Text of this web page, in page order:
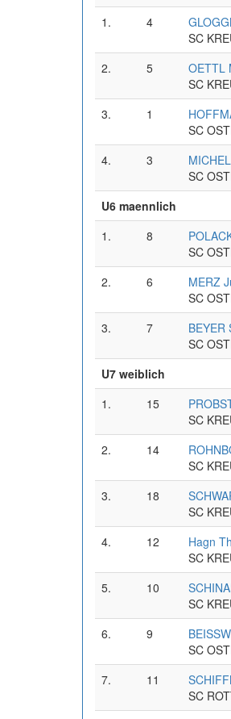
1.
4
SC
2. 5
OETTL
SC
3. 1
SC
4. 3
SC
U6 maennlich
1.
8
SC
2. 6
MERZ
SC
3. 7
BEYER
SC
U7 weiblich
1.
15
SC
2. 14
SC
3. 18
SC
4. 12
Hagn
SC
5. 10
SC
6. 9
SC
7. 11
SC